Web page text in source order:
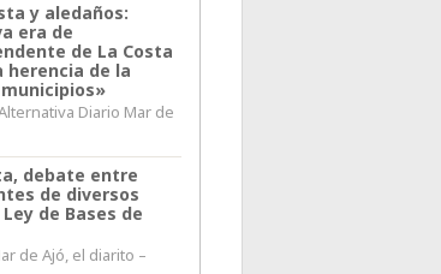
y aledaños:
era de
de La Costa
herencia de la
Diario Mar de
debate entre
de diversos
de Bases de
de Ajó, el diarito –